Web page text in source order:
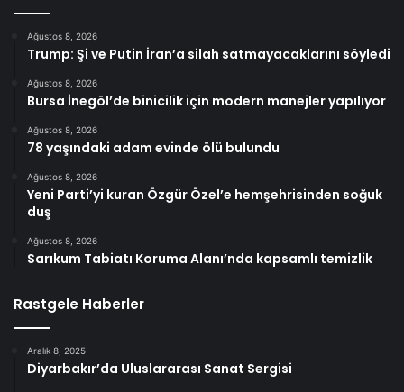
Ağustos 8, 2026
Trump: Şi ve Putin İran’a silah satmayacaklarını söyledi
Ağustos 8, 2026
Bursa İnegöl’de binicilik için modern manejler yapılıyor
Ağustos 8, 2026
78 yaşındaki adam evinde ölü bulundu
Ağustos 8, 2026
Yeni Parti’yi kuran Özgür Özel’e hemşehrisinden soğuk
duş
Ağustos 8, 2026
Sarıkum Tabiatı Koruma Alanı’nda kapsamlı temizlik
Rastgele Haberler
Aralık 8, 2025
Diyarbakır’da Uluslararası Sanat Sergisi